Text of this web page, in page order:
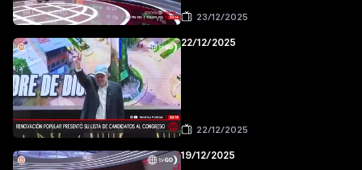
23/12/2025
22/12/2025
22/12/2025
19/12/2025